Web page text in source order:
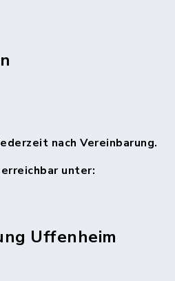
nach Vereinbarung.
unter:
Uffenheim